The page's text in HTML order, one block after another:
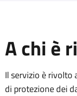
A chi è
Il servizio è rivolto
di protezione dei